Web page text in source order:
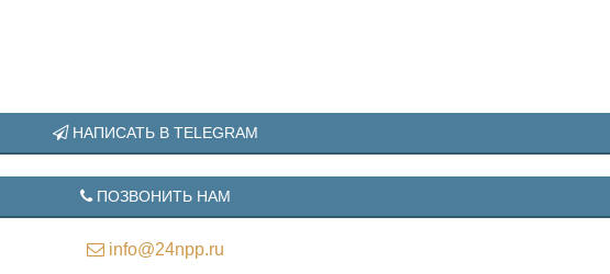
НАПИСАТЬ В TELEGRAM
ПОЗВОНИТЬ НАМ
info@24npp.ru